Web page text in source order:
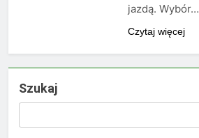
jazdą. Wybór…
Czytaj więcej
Szukaj